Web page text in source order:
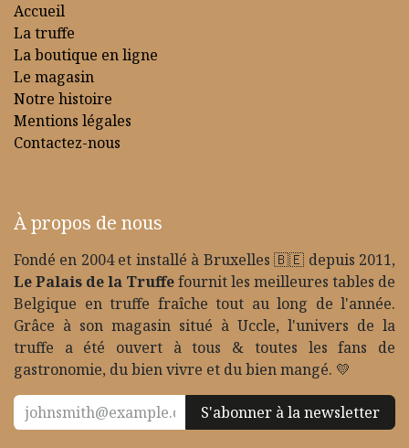
Accueil
La truffe
La boutique en ligne
Le magasin
Notre histoire
Mentions légales
Contactez-nous
À propos de nous
Fondé en 2004 et installé à Bruxelles 🇧🇪 depuis 2011,
Le Palais de la Truffefournit les meilleures tables de
Belgique en truffe fraîche tout au long de l'année.
Grâce à son magasin situé à Uccle, l'univers de la
truffe a été ouvert à tous & toutes les fans de
gastronomie, du bien vivre et du bien mangé. 💛
S'abonner à la newsletter